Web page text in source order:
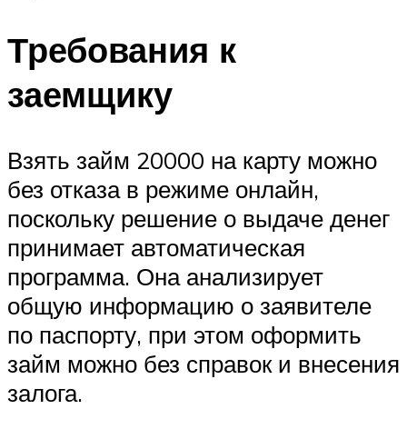
Требования к
заемщику
Взять займ 20000 на карту можно
без отказа в режиме онлайн,
поскольку решение о выдаче денег
принимает автоматическая
программа. Она анализирует
общую информацию о заявителе
по паспорту, при этом оформить
займ можно без справок и внесения
залога.